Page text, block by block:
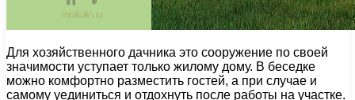
Для хозяйственного дачника это сооружение по своей
значимости уступает только жилому дому. В беседке
можно комфортно разместить гостей, а при случае и
самому уединиться и отдохнуть после работы на участке.